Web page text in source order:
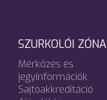
SZURKOLÓI ZÓNA
Mérkőzés és
jegyinformációk
Sajtóakkreditáció